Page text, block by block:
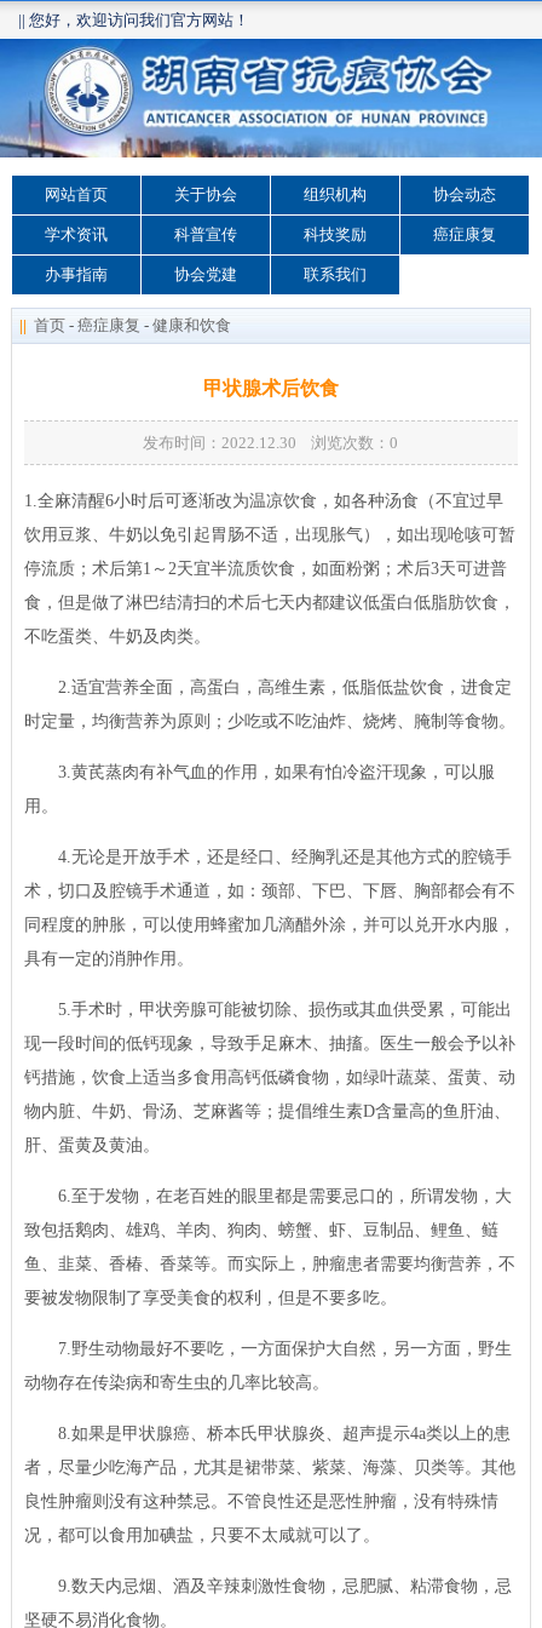
|| 您好，欢迎访问我们官方网站！
网站首页 关于协会 组织机构 协会动态
学术资讯 科普宣传 科技奖励 癌症康复
办事指南 协会党建 联系我们
|| 首页 - 癌症康复 - 健康和饮食
甲状腺术后饮食
发布时间：2022.12.30 浏览次数：0
1.全麻清醒6小时后可逐渐改为温凉饮食，如各种汤食（不宜过早
饮用豆浆、牛奶以免引起胃肠不适，出现胀气），如出现呛咳可暂
停流质；术后第1～2天宜半流质饮食，如面粉粥；术后3天可进普
食，但是做了淋巴结清扫的术后七天内都建议低蛋白低脂肪饮食，
不吃蛋类、牛奶及肉类。
2.适宜营养全面，高蛋白，高维生素，低脂低盐饮食，进食定
时定量，均衡营养为原则；少吃或不吃油炸、烧烤、腌制等食物。
3.黄芪蒸肉有补气血的作用，如果有怕冷盗汗现象，可以服
用。
4.无论是开放手术，还是经口、经胸乳还是其他方式的腔镜手
术，切口及腔镜手术通道，如：颈部、下巴、下唇、胸部都会有不
同程度的肿胀，可以使用蜂蜜加几滴醋外涂，并可以兑开水内服，
具有一定的消肿作用。
5.手术时，甲状旁腺可能被切除、损伤或其血供受累，可能出
现一段时间的低钙现象，导致手足麻木、抽搐。医生一般会予以补
钙措施，饮食上适当多食用高钙低磷食物，如绿叶蔬菜、蛋黄、动
物内脏、牛奶、骨汤、芝麻酱等；提倡维生素D含量高的鱼肝油、
肝、蛋黄及黄油。
6.至于发物，在老百姓的眼里都是需要忌口的，所谓发物，大
致包括鹅肉、雄鸡、羊肉、狗肉、螃蟹、虾、豆制品、鲤鱼、鲢
鱼、韭菜、香椿、香菜等。而实际上，肿瘤患者需要均衡营养，不
要被发物限制了享受美食的权利，但是不要多吃。
7.野生动物最好不要吃，一方面保护大自然，另一方面，野生
动物存在传染病和寄生虫的几率比较高。
8.如果是甲状腺癌、桥本氏甲状腺炎、超声提示4a类以上的患
者，尽量少吃海产品，尤其是裙带菜、紫菜、海藻、贝类等。其他
良性肿瘤则没有这种禁忌。不管良性还是恶性肿瘤，没有特殊情
况，都可以食用加碘盐，只要不太咸就可以了。
9.数天内忌烟、酒及辛辣刺激性食物，忌肥腻、粘滞食物，忌
坚硬不易消化食物。